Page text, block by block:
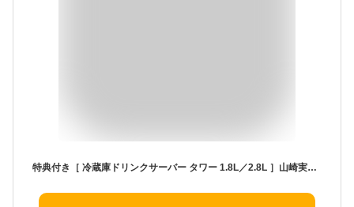
特典付き［ 冷蔵庫ドリンクサーバー タワー 1.8L／2.8L ］山崎実業 tower 麦茶 冷水筒 麦茶サーバー 麦茶ポット 冷蔵庫中 お茶ポット お茶 麦茶入れ 冷蔵庫 冷蔵庫に入る 冷蔵庫ポット 茶 蛇口 ピッチャー ウォーターサーバー 冷水ポット おしゃれ 公式 1584 1585 1582 1583